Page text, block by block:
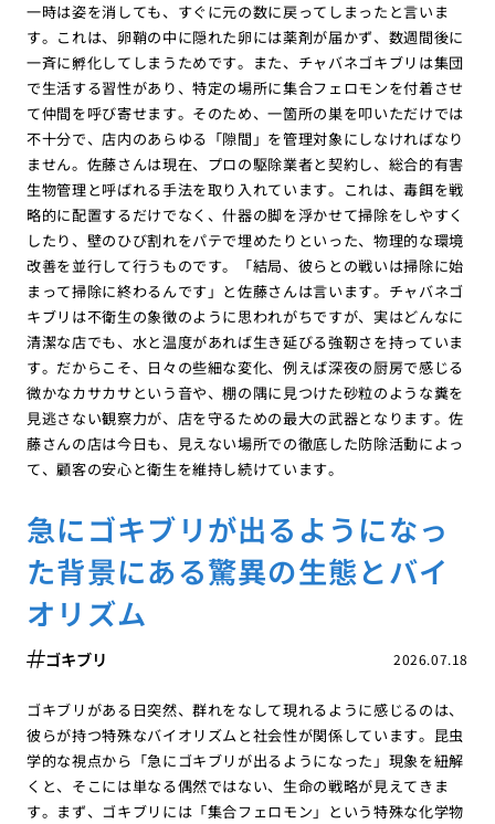
一時は姿を消しても、すぐに元の数に戻ってしまったと言いま
す。これは、卵鞘の中に隠れた卵には薬剤が届かず、数週間後に
一斉に孵化してしまうためです。また、チャバネゴキブリは集団
で生活する習性があり、特定の場所に集合フェロモンを付着させ
て仲間を呼び寄せます。そのため、一箇所の巣を叩いただけでは
不十分で、店内のあらゆる「隙間」を管理対象にしなければなり
ません。佐藤さんは現在、プロの駆除業者と契約し、総合的有害
生物管理と呼ばれる手法を取り入れています。これは、毒餌を戦
略的に配置するだけでなく、什器の脚を浮かせて掃除をしやすく
したり、壁のひび割れをパテで埋めたりといった、物理的な環境
改善を並行して行うものです。「結局、彼らとの戦いは掃除に始
まって掃除に終わるんです」と佐藤さんは言います。チャバネゴ
キブリは不衛生の象徴のように思われがちですが、実はどんなに
清潔な店でも、水と温度があれば生き延びる強靭さを持っていま
す。だからこそ、日々の些細な変化、例えば深夜の厨房で感じる
微かなカサカサという音や、棚の隅に見つけた砂粒のような糞を
見逃さない観察力が、店を守るための最大の武器となります。佐
藤さんの店は今日も、見えない場所での徹底した防除活動によっ
て、顧客の安心と衛生を維持し続けています。
急にゴキブリが出るようになっ
た背景にある驚異の生態とバイ
オリズム
2026.07.18
ゴキブリ
ゴキブリがある日突然、群れをなして現れるように感じるのは、
彼らが持つ特殊なバイオリズムと社会性が関係しています。昆虫
学的な視点から「急にゴキブリが出るようになった」現象を紐解
くと、そこには単なる偶然ではない、生命の戦略が見えてきま
す。まず、ゴキブリには「集合フェロモン」という特殊な化学物